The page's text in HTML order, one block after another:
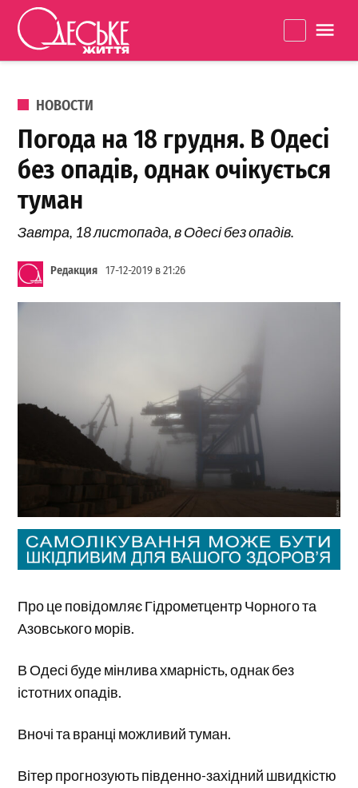
Перейти к содержанию
життя
ОПУБЛИКОВАНО В
НОВОСТИ
Погода на 18 грудня. В Одесі
без опадів, однак очікується
туман
Завтра, 18 листопада, в Одесі без опадів.
Редакция 17-12-2019 в 21:26
Про це повідомляє Гідрометцентр Чорного та
Азовського морів.
В Одесі буде мінлива хмарність, однак без
істотних опадів.
Вночі та вранці можливий туман.
Вітер прогнозують південно-західний швидкістю